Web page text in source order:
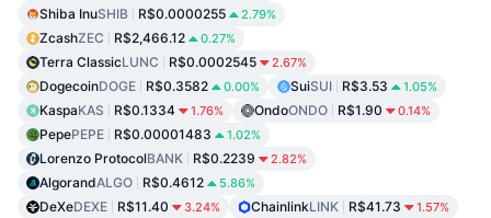
Shiba InuSHIB R$0.0000255 2.79%
ZcashZEC R$2,466.12 0.27%
Terra ClassicLUNC R$0.0002545 2.67%
DogecoinDOGE R$0.3582 0.00% SuiSUI R$3.53 1.05%
KaspaKAS R$0.1334 1.76% OndoONDO R$1.90 0.14%
PepePEPE R$0.00001483 1.02%
Lorenzo ProtocolBANK R$0.2239 2.82%
AlgorandALGO R$0.4612 5.86%
DeXeDEXE R$11.40 3.24% ChainlinkLINK R$41.73 1.57%